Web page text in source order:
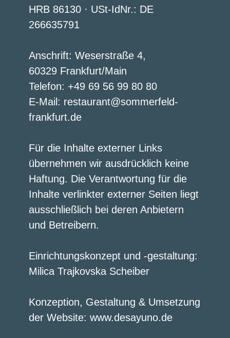
HRB 86130 · USt-IdNr.: DE
266635791
Anschrift: Weserstraße 4,
60329 Frankfurt/Main
Telefon: +49 69 56 99 80 80
E-Mail: restaurant@sommerfeld-
frankfurt.de
Für die Inhalte externer Links
übernehmen wir ausdrücklich keine
Haftung. Die Verantwortung für die
Inhalte verlinkter externer Seiten liegt
ausschließlich bei deren Anbietern
und Betreibern.
Einrichtungskonzept und -gestaltung:
Milica Trajkovska Scheiber
Konzeption, Gestaltung & Umsetzung
der Website: www.desayuno.de